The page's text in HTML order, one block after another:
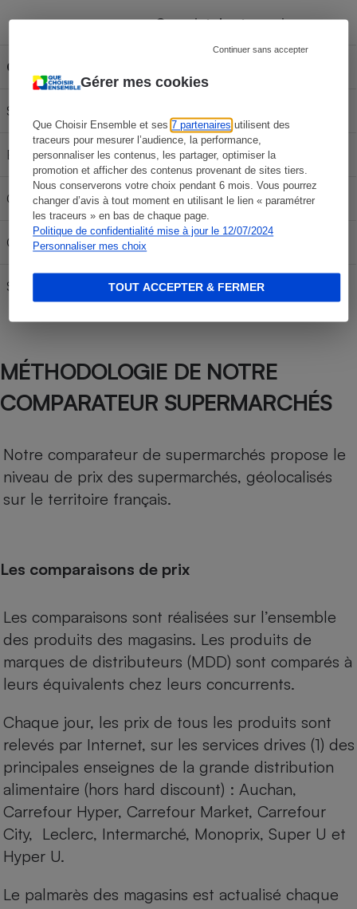
Gérer mes cookies
Que Choisir Ensemble et ses7 partenaires utilisent des
traceurs pour mesurer l’audience, la performance,
personnaliser les contenus, les partager, optimiser la
promotion et afficher des contenus provenant de sites tiers.
Nous conserverons votre choix pendant 6 mois. Vous pourrez
changer d’avis à tout moment en utilisant le lien « paramétrer
les traceurs » en bas de chaque page.
Politique de confidentialité mise à jour le 12/07/2024
Personnaliser mes choix
Continuer sans accepter
TOUT ACCEPTER & FERMER
Capacité du réservoir
Carburant
SP 95-E10
E85 23,88 € 39,80 € 55,72 €
Gazole 63,15 € 105,25 € 147,35 €
GPLc 30,00 € 50,00 €
SP 98 62,22 € 103,70 €
MÉTHODOLOGIE DE NOTRE
COMPARATEUR SUPERMARCHÉS
Notre comparateur de supermarchés propose le
niveau de prix des supermarchés, géolocalisés
sur le territoire français.
Les comparaisons de prix
Les comparaisons sont réalisées sur l’ensemble
des produits des magasins. Les produits de
marques de distributeurs (MDD) sont comparés à
leurs équivalents chez leurs concurrents.
Chaque jour, les prix de tous les produits sont
relevés par Internet, sur les services drives (1) des
principales enseignes de la grande distribution
alimentaire (hors hard discount) : Auchan,
Carrefour Hyper, Carrefour Market, Carrefour
City, Leclerc, Intermarché, Monoprix, Super U et
Hyper U.
Le palmarès des magasins est actualisé chaque